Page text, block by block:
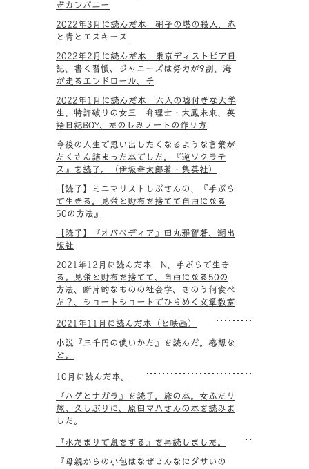
ぎカンパニー
2022年3月に読んだ本 硝子の塔の殺人、赤
と青とエスキース
2022年2月に読んだ本 東京ディストピア日
記、書く習慣、ジャニーズは努力が9割、海
が走るエンドロール、チ
2022年1月に読んだ本 六人の嘘付きな大学
生、特許破りの女王 弁理士・大鳳未来、英
語日記BOY、たのしみノートの作り方
今後の人生で思い出したくなるような言葉が
たくさん詰まった本でした。『逆ソクラテ
ス』を読了。（伊坂幸太郎著・集英社）
【読了】ミニマリストしぶさんの、『手ぶら
で生きる。見栄と財布を捨てて自由になる
50の方法』
【読了】『オバペディア』田丸雅智著、潮出
版社
2021年12月に読んだ本 N、手ぶらで生き
る。見栄と財布を捨てて、自由になる50の
方法、断片的なものの社会学、きのう何食べ
た？、ショートショートでひらめく文章教室
2021年11月に読んだ本（と映画）
小説『三千円の使いかた』を読んだ。感想な
ど。
10月に読んだ本。
『ハグとナガラ』を読了。旅の本。女ふたり
旅。久しぶりに、原田マハさんの本を読みま
した。
『水たまりで息をする』を再読しました。
『母親からの小包はなぜこんなにダサいの